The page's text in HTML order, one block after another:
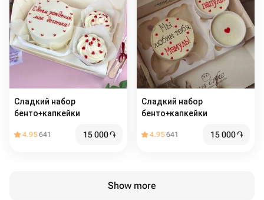
Сладкий набор
бенто+капкейки
4.95641 15 000֏
Сладкий набор
бенто+капкейки
4.95641 15 000֏
Show more